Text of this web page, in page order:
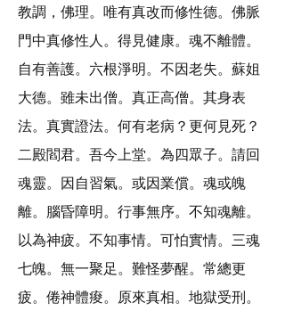
教調，佛理。唯有真改而修性德。佛脈
門中真修性人。得見健康。魂不離體。
自有善護。六根淨明。不因老失。蘇姐
大德。雖未出僧。真正高僧。其身表
法。真實證法。何有老病？更何見死？
二殿閻君。吾今上堂。為四眾子。請回
魂靈。因自習氣。或因業償。魂或魄
離。腦昏障明。行事無序。不知魂離。
以為神疲。不知事情。可怕實情。三魂
七魄。無一聚足。難怪夢醒。常總更
疲。倦神體痠。原來真相。地獄受刑。